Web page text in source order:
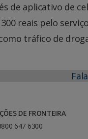
de aplicativo de
reais pelo
tráfico de
DE FRONTEIRA
647 6300